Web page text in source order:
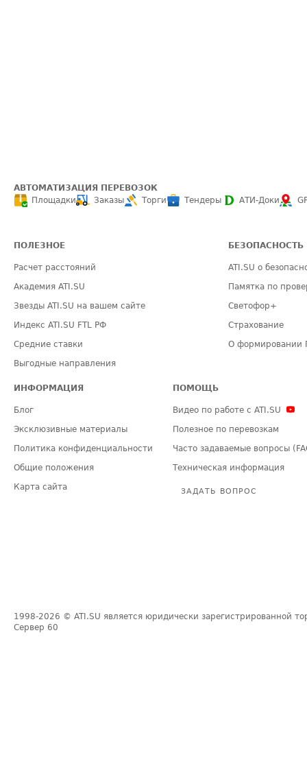
АВТОМАТИЗАЦИЯ ПЕРЕВОЗОК
Площадки
Заказы Торги Тендеры АТИ-Доки
ПОЛЕЗНОЕ
Расчет расстояний
Академия ATI.SU
Звезды ATI.SU на вашем сайте
Индекс ATI.SU FTL РФ
Средние ставки
Выгодные направления
БЕЗОПАСНОСТЬ
ATI.SU о
Памятка по
Светофор+
Страхование
О формировании
ИНФОРМАЦИЯ
Блог
Эксклюзивные материалы
Политика конфиденциальности
Общие положения
Карта сайта
ПОМОЩЬ
Видео по работе с ATI.SU
Полезное по перевозкам
Часто задаваемые вопросы
Техническая информация
ЗАДАТЬ ВОПРОС
1998-2026 © ATI.SU является юридически зарегистрированной
Сервер 60